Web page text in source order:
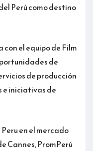
Perú como destino
el equipo de Film
de
de producción
iniciativas de
en el mercado
Cannes, PromPerú